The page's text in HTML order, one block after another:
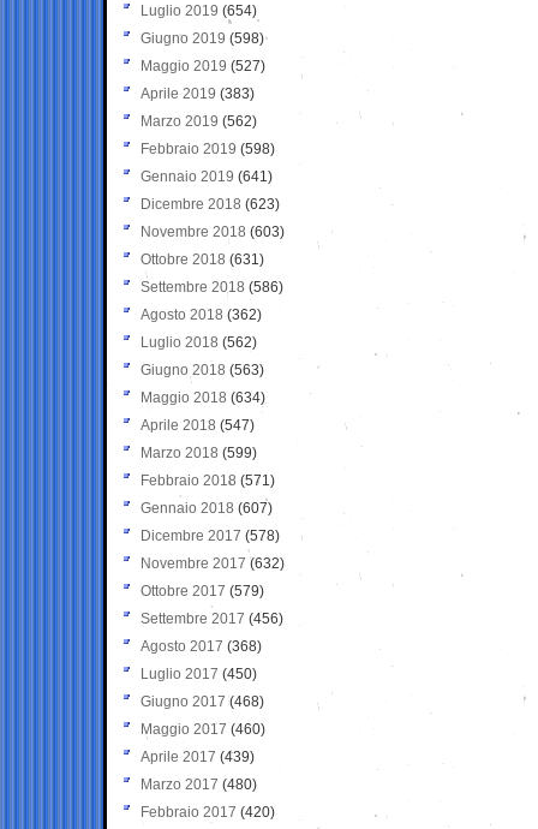
Luglio 2019 (654)
Giugno 2019 (598)
Maggio 2019 (527)
Aprile 2019 (383)
Marzo 2019 (562)
Febbraio 2019 (598)
Gennaio 2019 (641)
Dicembre 2018 (623)
Novembre 2018 (603)
Ottobre 2018 (631)
Settembre 2018 (586)
Agosto 2018 (362)
Luglio 2018 (562)
Giugno 2018 (563)
Maggio 2018 (634)
Aprile 2018 (547)
Marzo 2018 (599)
Febbraio 2018 (571)
Gennaio 2018 (607)
Dicembre 2017 (578)
Novembre 2017 (632)
Ottobre 2017 (579)
Settembre 2017 (456)
Agosto 2017 (368)
Luglio 2017 (450)
Giugno 2017 (468)
Maggio 2017 (460)
Aprile 2017 (439)
Marzo 2017 (480)
Febbraio 2017 (420)